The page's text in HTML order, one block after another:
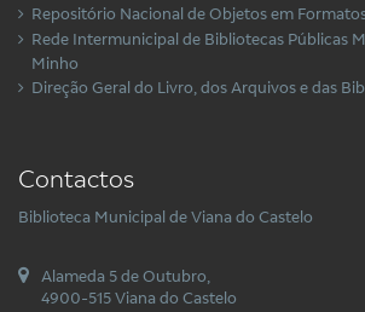
Repositório Nacional de Objetos em
Rede Intermunicipal de Bibliotecas Públicas
Minho
Direção Geral do Livro, dos Arquivos e das
Contactos
Biblioteca Municipal de Viana do Castelo
Alameda 5 de Outubro,
4900-515 Viana do Castelo